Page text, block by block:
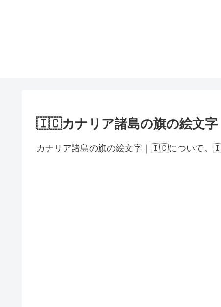
🇮🇨カナリア諸島の旗の絵文字
カナリア諸島の旗の絵文字｜🇮🇨について。